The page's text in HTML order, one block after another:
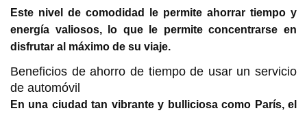
Este nivel de comodidad le permite ahorrar tiempo y
energía valiosos, lo que le permite concentrarse en
disfrutar al máximo de su viaje.
Beneficios de ahorro de tiempo de usar un servicio
de automóvil
En una ciudad tan vibrante y bulliciosa como París, el